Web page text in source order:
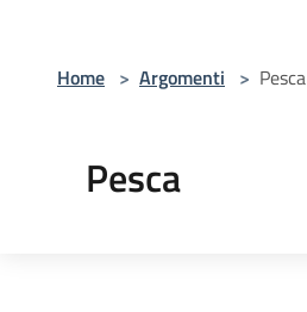
Home > Argomenti > Pesca
Pesca